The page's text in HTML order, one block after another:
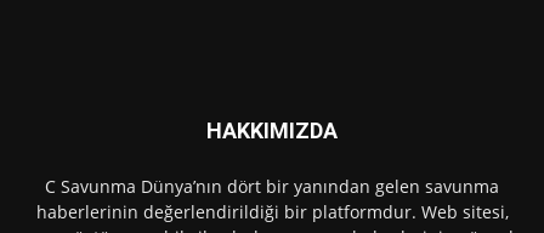
HAKKIMIZDA
C Savunma Dünya’nın dört bir yanından gelen savunma
haberlerinin değerlendirildiği bir platformdur. Web sitesi,